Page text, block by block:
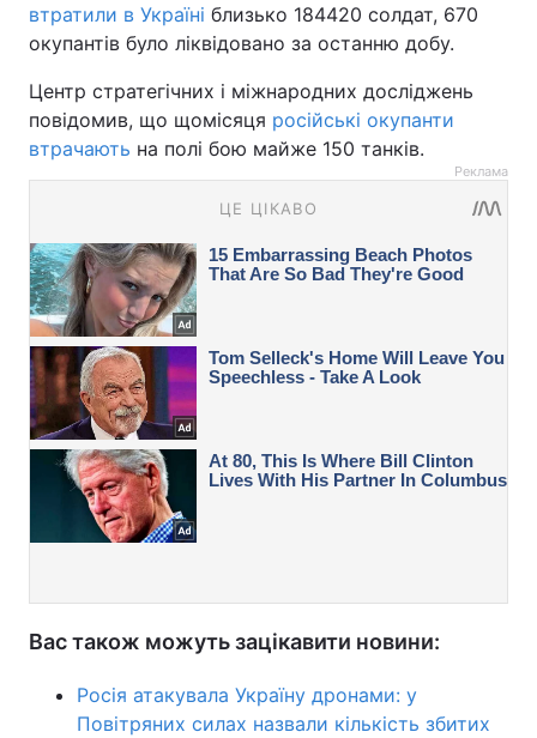
втратили в Україні близько 184420 солдат, 670
окупантів було ліквідовано за останню добу.
Центр стратегічних і міжнародних досліджень
повідомив, що щомісяця російські окупанти
втрачають на полі бою майже 150 танків.
Реклама
Вас також можуть зацікавити новини:
Росія атакувала Україну дронами: у
Повітряних силах назвали кількість збитих